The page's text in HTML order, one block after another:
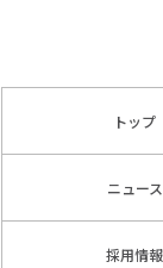
トップ
ニュース
採用情報